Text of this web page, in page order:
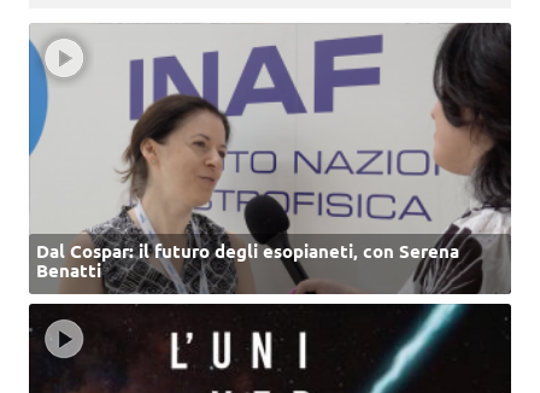
Dal Cospar: il futuro degli esopianeti, con Serena
Benatti